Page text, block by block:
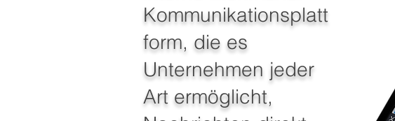
Kommunikationsplatt
form, die es
Unternehmen jeder
Art ermöglicht,